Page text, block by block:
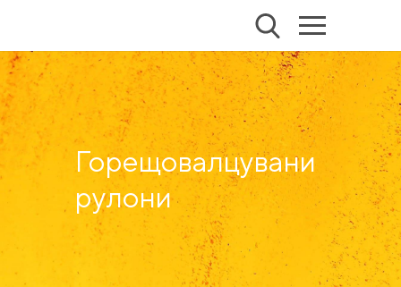
Горещовалцувани
рулони